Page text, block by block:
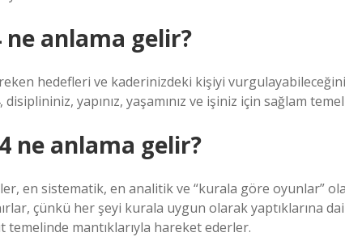
ne anlama gelir?
hedefleri ve kaderinizdeki kişiyi
disiplininiz, yapınız, yaşamınız ve işiniz için sağlam
ne anlama gelir?
en sistematik, en analitik ve “kurala göre oyunlar”
çünkü her şeyi kurala uygun olarak yaptıklarına
temelinde mantıklarıyla hareket ederler.